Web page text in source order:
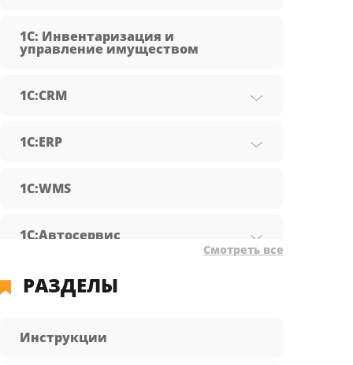
1С: Инвентаризация и
управление имуществом
1С:CRM
1С:ERP
1С:WMS
1С:Автосервис
1С:Бухгалтерия предприятия
Смотреть все
РАЗДЕЛЫ
Инструкции